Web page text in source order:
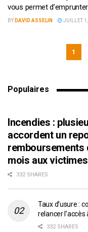
vous permet d’emprunter
BY DAVID ASSELIN JUILLET
1
Populaires
Incendies :
accordent un
remboursements
mois aux victimes
332 SHARES
Taux d’usure :
relancer l’accès
332 SHARES